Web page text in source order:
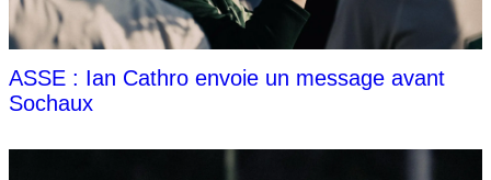
ASSE : Ian Cathro envoie un message avant
Sochaux